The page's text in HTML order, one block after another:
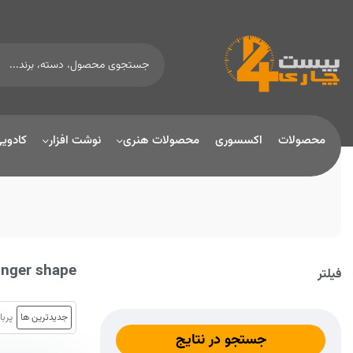
محصولات اکسسوری محصولات هنری نوشت افزار
فیلتر
جستجو در نتایج
shape
جدیدترین ها